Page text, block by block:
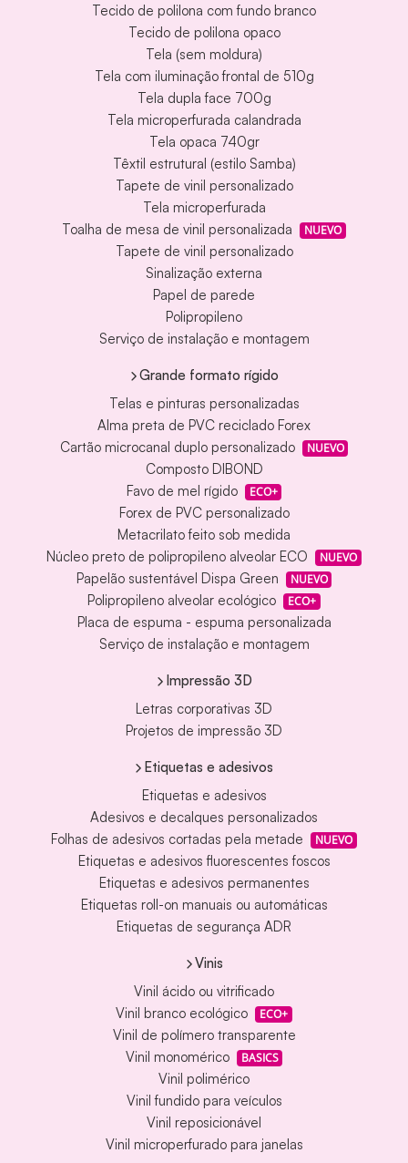
Tecido de polilona com fundo branco
Tecido de polilona opaco
Tela (sem moldura)
Tela com iluminação frontal de 510g
Tela dupla face 700g
Tela microperfurada calandrada
Tela opaca 740gr
Têxtil estrutural (estilo Samba)
Tapete de vinil personalizado
Tela microperfurada
Toalha de mesa de vinil personalizada
NUEVO
Tapete de vinil personalizado
Sinalização externa
Papel de parede
Polipropileno
Serviço de instalação e montagem
Grande formato rígido
Telas e pinturas personalizadas
Alma preta de PVC reciclado Forex
Cartão microcanal duplo personalizado
NUEVO
Composto DIBOND
Favo de mel rígido
ECO+
Forex de PVC personalizado
Metacrilato feito sob medida
Núcleo preto de polipropileno alveolar ECO
NUEVO
Papelão sustentável Dispa Green NUEVO
Polipropileno alveolar ecológico ECO+
Placa de espuma - espuma personalizada
Serviço de instalação e montagem
Impressão 3D
Letras corporativas 3D
Projetos de impressão 3D
Etiquetas e adesivos
Etiquetas e adesivos
Adesivos e decalques personalizados
Folhas de adesivos cortadas pela metade
NUEVO
Etiquetas e adesivos fluorescentes foscos
Etiquetas e adesivos permanentes
Etiquetas roll-on manuais ou automáticas
Etiquetas de segurança ADR
Vinis
Vinil ácido ou vitrificado
Vinil branco ecológico
ECO+
Vinil de polímero transparente
Vinil monomérico
BASICS
Vinil polimérico
Vinil fundido para veículos
Vinil reposicionável
Vinil microperfurado para janelas